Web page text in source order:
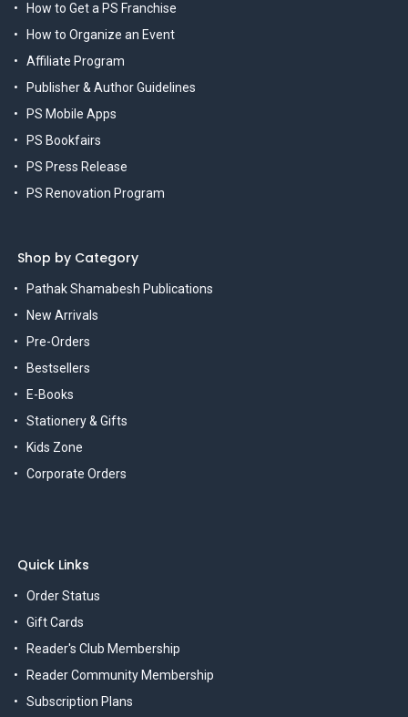
How to Get a PS Franchise
How to Organize an Event
Affiliate Program
Publisher & Author Guidelines
PS Mobile Apps
PS Bookfairs
PS Press Release
PS Renovation Program
Shop by Category
Pathak Shamabesh Publications
New Arrivals
Pre-Orders
Bestsellers
E-Books
Stationery & Gifts
Kids Zone
Corporate Orders
Quick Links
Order Status
Gift Cards
Reader's Club Membership
Reader Community Membership
Subscription Plans